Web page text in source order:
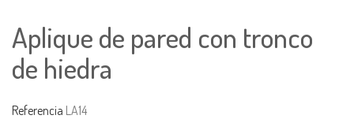
Aplique de pared con tronco
de hiedra
Referencia LA14